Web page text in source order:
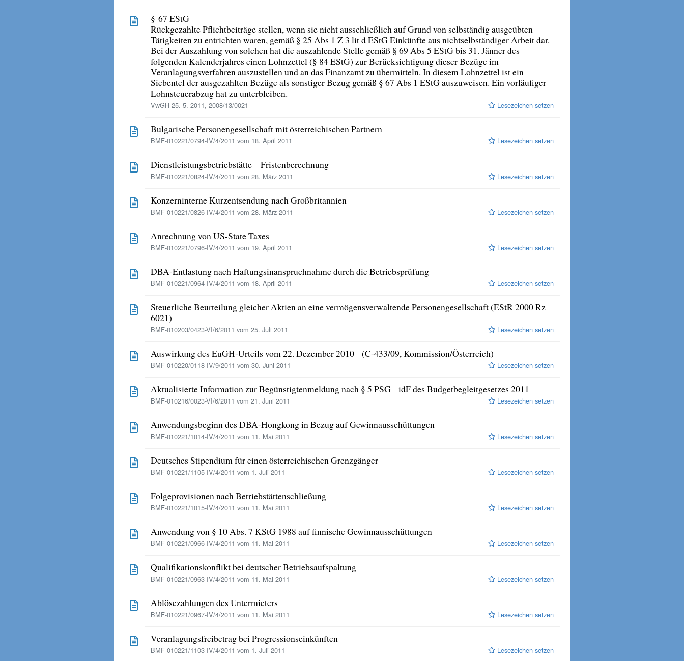
§ 67 EStG
Rückgezahlte Pflichtbeiträge stellen, wenn sie nicht ausschließlich auf Grund von selbständig ausgeübten
Tätigkeiten zu entrichten waren, gemäß § 25 Abs 1 Z 3 lit d EStG Einkünfte aus nichtselbständiger Arbeit dar.
Bei der Auszahlung von solchen hat die auszahlende Stelle gemäß § 69 Abs 5 EStG bis 31. Jänner des
folgenden Kalenderjahres einen Lohnzettel (§ 84 EStG) zur Berücksichtigung dieser Bezüge im
Veranlagungsverfahren auszustellen und an das Finanzamt zu übermitteln. In diesem Lohnzettel ist ein
Siebentel der ausgezahlten Bezüge als sonstiger Bezug gemäß § 67 Abs 1 EStG auszuweisen. Ein vorläufiger
Lohnsteuerabzug hat zu unterbleiben.
VwGH 25. 5. 2011, 2008/13/0021 Lesezeichen setzen
Bulgarische Personengesellschaft mit österreichischen Partnern
BMF-010221/0794-IV/4/2011 vom 18. April 2011 Lesezeichen setzen
Dienstleistungsbetriebstätte – Fristenberechnung
BMF-010221/0824-IV/4/2011 vom 28. März 2011 Lesezeichen setzen
Konzerninterne Kurzentsendung nach Großbritannien
BMF-010221/0826-IV/4/2011 vom 28. März 2011 Lesezeichen setzen
Anrechnung von US-State Taxes
BMF-010221/0796-IV/4/2011 vom 19. April 2011 Lesezeichen setzen
DBA-Entlastung nach Haftungsinanspruchnahme durch die Betriebsprüfung
BMF-010221/0964-IV/4/2011 vom 18. April 2011 Lesezeichen setzen
Steuerliche Beurteilung gleicher Aktien an eine vermögensverwaltende Personengesellschaft (EStR 2000 Rz
6021)
BMF-010203/0423-VI/6/2011 vom 25. Juli 2011 Lesezeichen setzen
Auswirkung des EuGH-Urteils vom 22. Dezember 2010 (C-433/09, Kommission/Österreich)
BMF-010220/0118-IV/9/2011 vom 30. Juni 2011 Lesezeichen setzen
Aktualisierte Information zur Begünstigtenmeldung nach § 5 PSG idF des Budgetbegleitgesetzes 2011
BMF-010216/0023-VI/6/2011 vom 21. Juni 2011 Lesezeichen setzen
Anwendungsbeginn des DBA-Hongkong in Bezug auf Gewinnausschüttungen
BMF-010221/1014-IV/4/2011 vom 11. Mai 2011 Lesezeichen setzen
Deutsches Stipendium für einen österreichischen Grenzgänger
BMF-010221/1105-IV/4/2011 vom 1. Juli 2011 Lesezeichen setzen
Folgeprovisionen nach Betriebstättenschließung
BMF-010221/1015-IV/4/2011 vom 11. Mai 2011 Lesezeichen setzen
Anwendung von § 10 Abs. 7 KStG 1988 auf finnische Gewinnausschüttungen
BMF-010221/0966-IV/4/2011 vom 11. Mai 2011 Lesezeichen setzen
Qualifikationskonflikt bei deutscher Betriebsaufspaltung
BMF-010221/0963-IV/4/2011 vom 11. Mai 2011 Lesezeichen setzen
Ablösezahlungen des Untermieters
BMF-010221/0967-IV/4/2011 vom 11. Mai 2011 Lesezeichen setzen
Veranlagungsfreibetrag bei Progressionseinkünften
BMF-010221/1103-IV/4/2011 vom 1. Juli 2011 Lesezeichen setzen